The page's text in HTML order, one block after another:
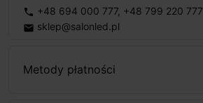
phone +48 694 000 777, +48 799 220 777
email sklep@salonled.pl
Metody płatności